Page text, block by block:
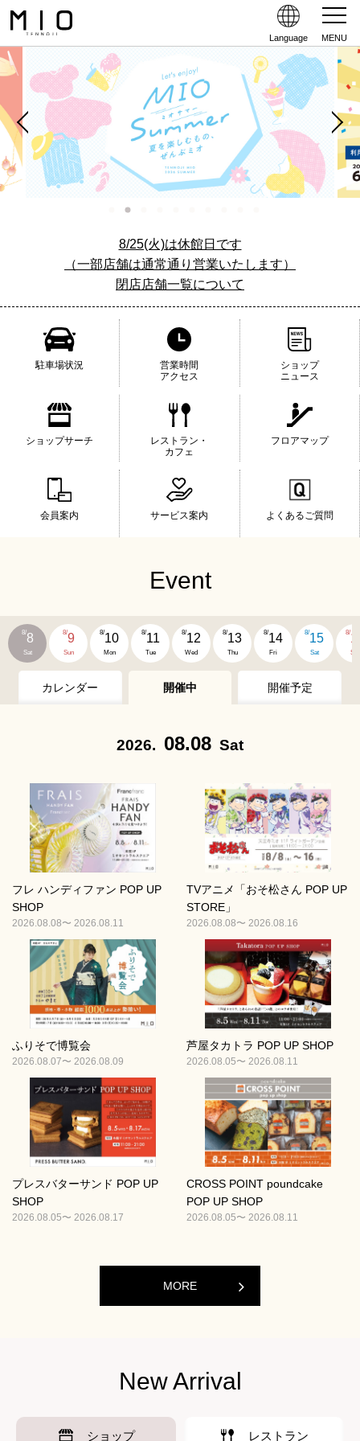
Language MENU
8/25(火)は休館日です
（一部店舗は通常通り営業いたします）
閉店店舗一覧について
駐車場状況
営業時間
アクセス
ショップ
ニュース
ショップサーチ
レストラン・
カフェ
フロアマップ
会員案内 サービス案内 よくあるご質問
Event
8/8
Sat
8/9
Sun
8/10
Mon
8/11
Tue
8/12
Wed
8/13
Thu
8/14
Fri
8/15
Sat
8/
Sun
カレンダー 開催中 開催予定
2026. 08.08 Sat
フレ ハンディファン POP UP
SHOP
2026.08.08〜 2026.08.11
TVアニメ「おそ松さん POP UP
STORE」
2026.08.08〜 2026.08.16
ふりそで博覧会
2026.08.07〜 2026.08.09
芦屋タカトラ POP UP SHOP
2026.08.05〜 2026.08.11
プレスバターサンド POP UP
SHOP
2026.08.05〜 2026.08.17
CROSS POINT poundcake
POP UP SHOP
2026.08.05〜 2026.08.11
MORE
New Arrival
ショップ レストラン